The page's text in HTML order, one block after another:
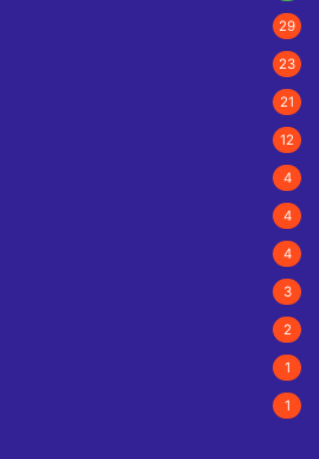
29
23
21
12
4
4
4
3
2
1
1